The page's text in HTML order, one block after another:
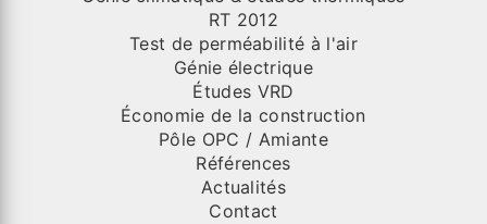
RT 2012
Test de perméabilité à l'air
Génie électrique
Études VRD
Économie de la construction
Pôle OPC / Amiante
Références
Actualités
Contact